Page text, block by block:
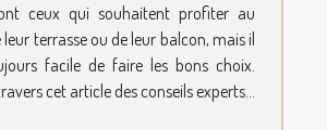
ceux qui souhaitent profiter au
terrasse ou de leur balcon, mais il
facile de faire les bons choix.
cet article des conseils experts...